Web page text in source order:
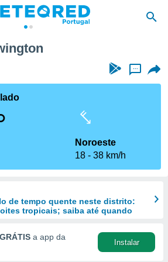
...
Noroeste
18
38 km/h
de tempo quente neste distrito:
tropicais; saiba até quando
GRÁTIS a app da
Instalar